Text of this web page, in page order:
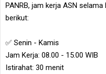
PANRB, jam kerja ASN
berikut:
✅ Senin - Kamis
Jam Kerja: 08.00 - 15.00 WIB
Istirahat: 30 menit